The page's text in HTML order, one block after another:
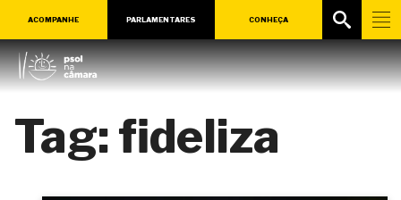
ACOMPANHE PARLAMENTARES CONHEÇA
Tag:fideliza